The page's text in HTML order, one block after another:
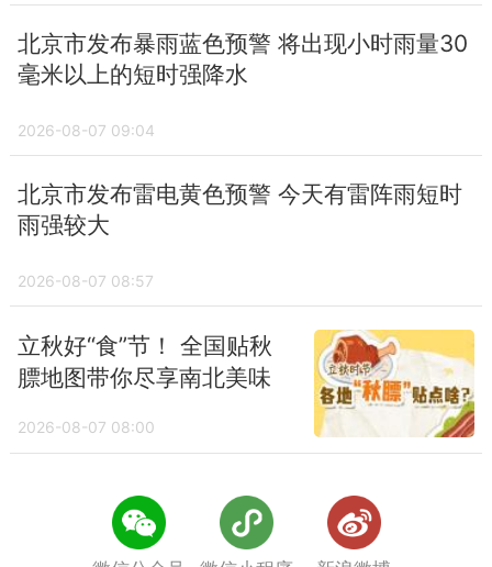
北京市发布暴雨蓝色预警 将出现小时雨量30
毫米以上的短时强降水
2026-08-07 09:04
北京市发布雷电黄色预警 今天有雷阵雨短时
雨强较大
2026-08-07 08:57
立秋好“食”节！ 全国贴秋
膘地图带你尽享南北美味
2026-08-07 08:00